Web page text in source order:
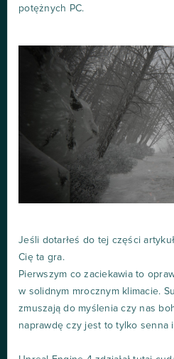
potężnych PC.
Jeśli dotarłeś do tej części
Cię ta gra.
Pierwszym co zaciekawia to
w solidnym mrocznym klimacie.
zmuszają do myślenia czy nas
naprawdę czy jest to tylko senna